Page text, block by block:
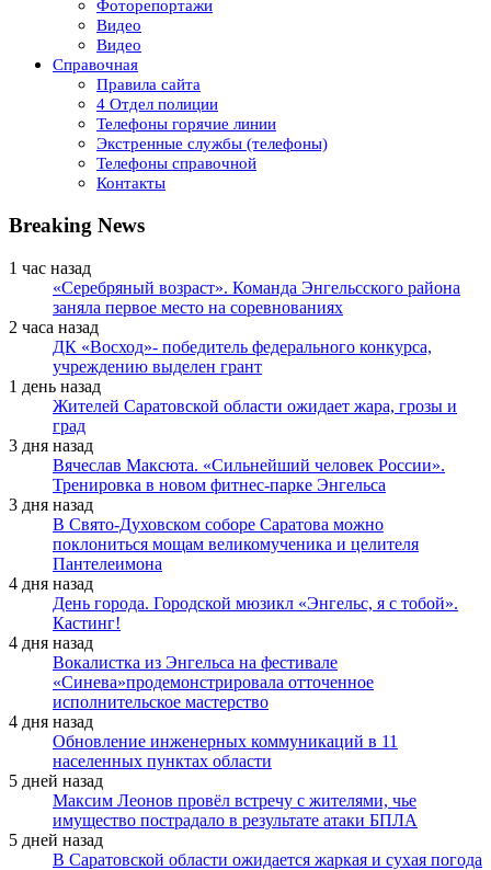
Фоторепортажи
Видео
Видео
Справочная
Правила сайта
4 Отдел полиции
Телефоны горячие линии
Экстренные службы (телефоны)
Телефоны справочной
Контакты
Breaking News
1 час назад
«Серебряный возраст». Команда Энгельсского района
заняла первое место на соревнованиях
2 часа назад
ДК «Восход»- победитель федерального конкурса,
учреждению выделен грант
1 день назад
Жителей Саратовской области ожидает жара, грозы и
град
3 дня назад
Вячеслав Максюта. «Сильнейший человек России».
Тренировка в новом фитнес-парке Энгельса
3 дня назад
В Свято-Духовском соборе Саратова можно
поклониться мощам великомученика и целителя
Пантелеимона
4 дня назад
День города. Городской мюзикл «Энгельс, я с тобой».
Кастинг!
4 дня назад
Вокалистка из Энгельса на фестивале
«Синева»продемонстрировала отточенное
исполнительское мастерство
4 дня назад
Обновление инженерных коммуникаций в 11
населенных пунктах области
5 дней назад
Максим Леонов провёл встречу с жителями, чье
имущество пострадало в результате атаки БПЛА
5 дней назад
В Саратовской области ожидается жаркая и сухая погода